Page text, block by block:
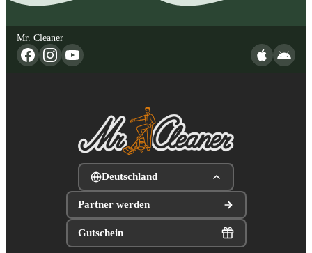
Mr. Cleaner
Deutschland
Partner werden
Gutschein